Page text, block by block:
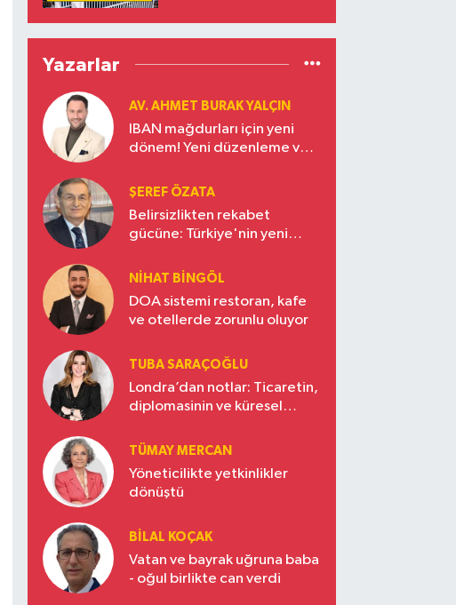
Eriyor
Yazarlar
AV. AHMET BURAK YALÇIN
IBAN mağdurları için yeni
dönem! Yeni düzenleme ve
ŞEREF ÖZATA
Belirsizlikten rekabet
gücüne: Türkiye'nin yeni
NIHAT BINGÖL
DOA sistemi restoran, kafe
ve otellerde zorunlu oluyor
TUBA SARAÇOĞLU
Londra’dan notlar: Ticaretin,
diplomasinin ve küresel
Türkiye’nin yükselen gücü
TÜMAY MERCAN
Yöneticilikte yetkinlikler
dönüştü
BILAL KOÇAK
Vatan ve bayrak uğruna baba
- oğul birlikte can verdi